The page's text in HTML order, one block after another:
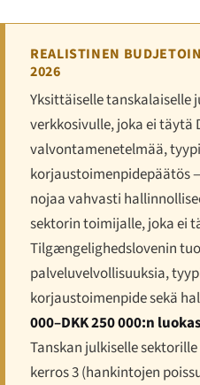
REALISTINEN
2026
Yksittäiselle tanskalaiselle
verkkosivulle, joka ei täytä
valvontamenetelmää,
korjaustoimenpidepäätös
nojaa vahvasti
sektorin toimijalle, joka ei
Tilgængeligheds­lovenin
palveluvelvollisuuksia,
korjaustoimenpide sekä
000–DKK 250 000:n
Tanskan julkiselle
kerros 3 (hankintojen